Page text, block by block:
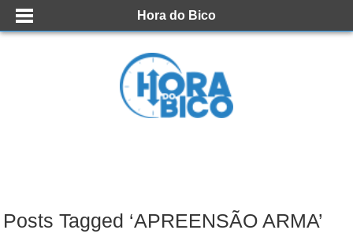
Hora do Bico
Posts Tagged ‘APREENSÃO ARMA’